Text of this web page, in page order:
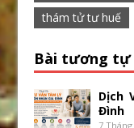
thám tử tư huế
Bài tương tự
Dịch
Đình
7